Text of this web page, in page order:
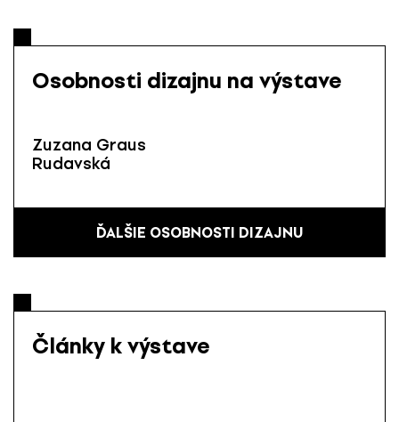
Osobnosti dizajnu na výstave
Zuzana Graus
Rudavská
ĎALŠIE OSOBNOSTI DIZAJNU
Články k výstave